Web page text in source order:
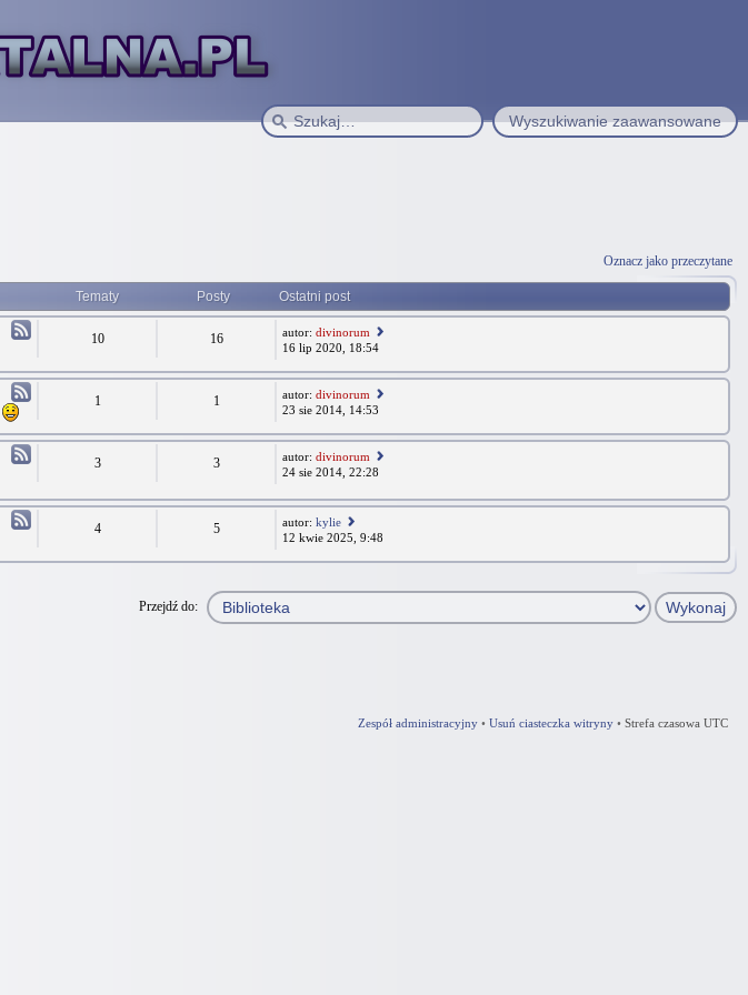
Wyszukiwanie zaawansowane
Oznacz jako przeczytane
Tematy Posty Ostatni post
10 16 autor:divinorum
16 lip 2020, 18:54
1 1 autor:divinorum
23 sie 2014, 14:53
3 3 autor:divinorum
24 sie 2014, 22:28
4 5 autor:kylie
12 kwie 2025, 9:48
Przejdź do:
Zespół administracyjny • Usuń ciasteczka witryny • Strefa czasowa UTC